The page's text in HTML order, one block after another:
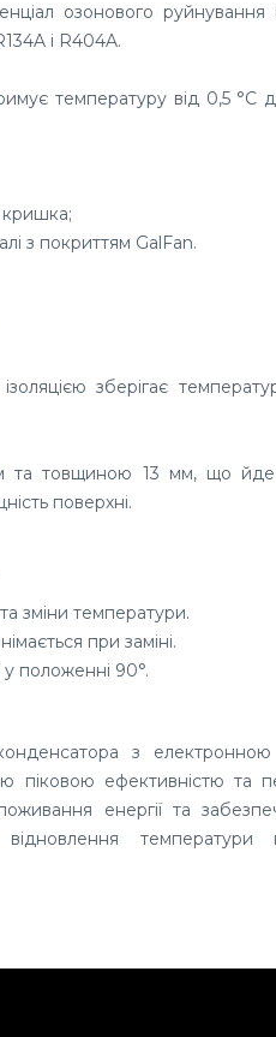
озонового руйнування
і R404A.
температуру від 0,5 °C
кришка;
з покриттям GalFan.
зберігає
товщиною 13 мм, що йде по
поверхні.
зміни температури.
при заміні.
у положенні 90°.
з
піковою ефективністю та
енергії та